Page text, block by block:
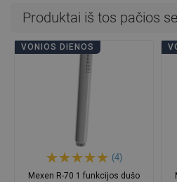
Produktai iš tos pačios
VONIOS DIENOS
(4)
Mexen R-70 1 funkcijos dušo